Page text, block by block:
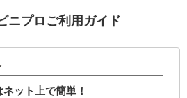
ニプロご利用ガイド
ット上で簡単！